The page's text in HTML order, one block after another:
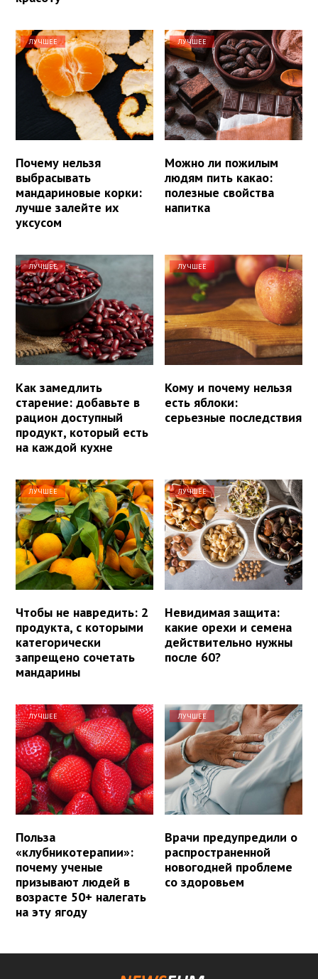
ЛУЧШЕЕ
Почему нельзя
выбрасывать
мандариновые корки:
лучше залейте их
уксусом
ЛУЧШЕЕ
Можно ли пожилым
людям пить какао:
полезные свойства
напитка
ЛУЧШЕЕ
Как замедлить
старение: добавьте в
рацион доступный
продукт, который есть
на каждой кухне
ЛУЧШЕЕ
Кому и почему нельзя
есть яблоки:
серьезные последствия
ЛУЧШЕЕ
Чтобы не навредить: 2
продукта, с которыми
категорически
запрещено сочетать
мандарины
ЛУЧШЕЕ
Невидимая защита:
какие орехи и семена
действительно нужны
после 60?
ЛУЧШЕЕ
Польза
«клубникотерапии»:
почему ученые
призывают людей в
возрасте 50+ налегать
на эту ягоду
ЛУЧШЕЕ
Врачи предупредили о
распространенной
новогодней проблеме
со здоровьем